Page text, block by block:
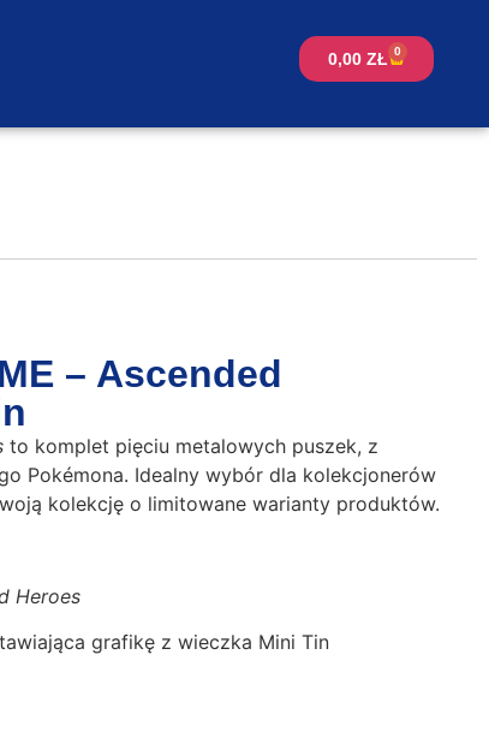
0,00 ZŁ 0
– Ascended
to komplet pięciu metalowych puszek, z
Pokémona. Idealny wybór dla kolekcjonerów
kolekcję o limitowane warianty produktów.
Heroes
grafikę z wieczka Mini Tin